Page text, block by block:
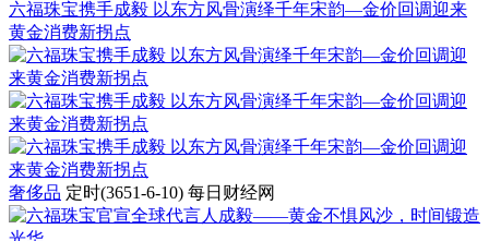
六福珠宝携手成毅 以东方风骨演绎千年宋韵—金价回调迎来
黄金消费新拐点
奢侈品 定时(3651-6-10) 每日财经网